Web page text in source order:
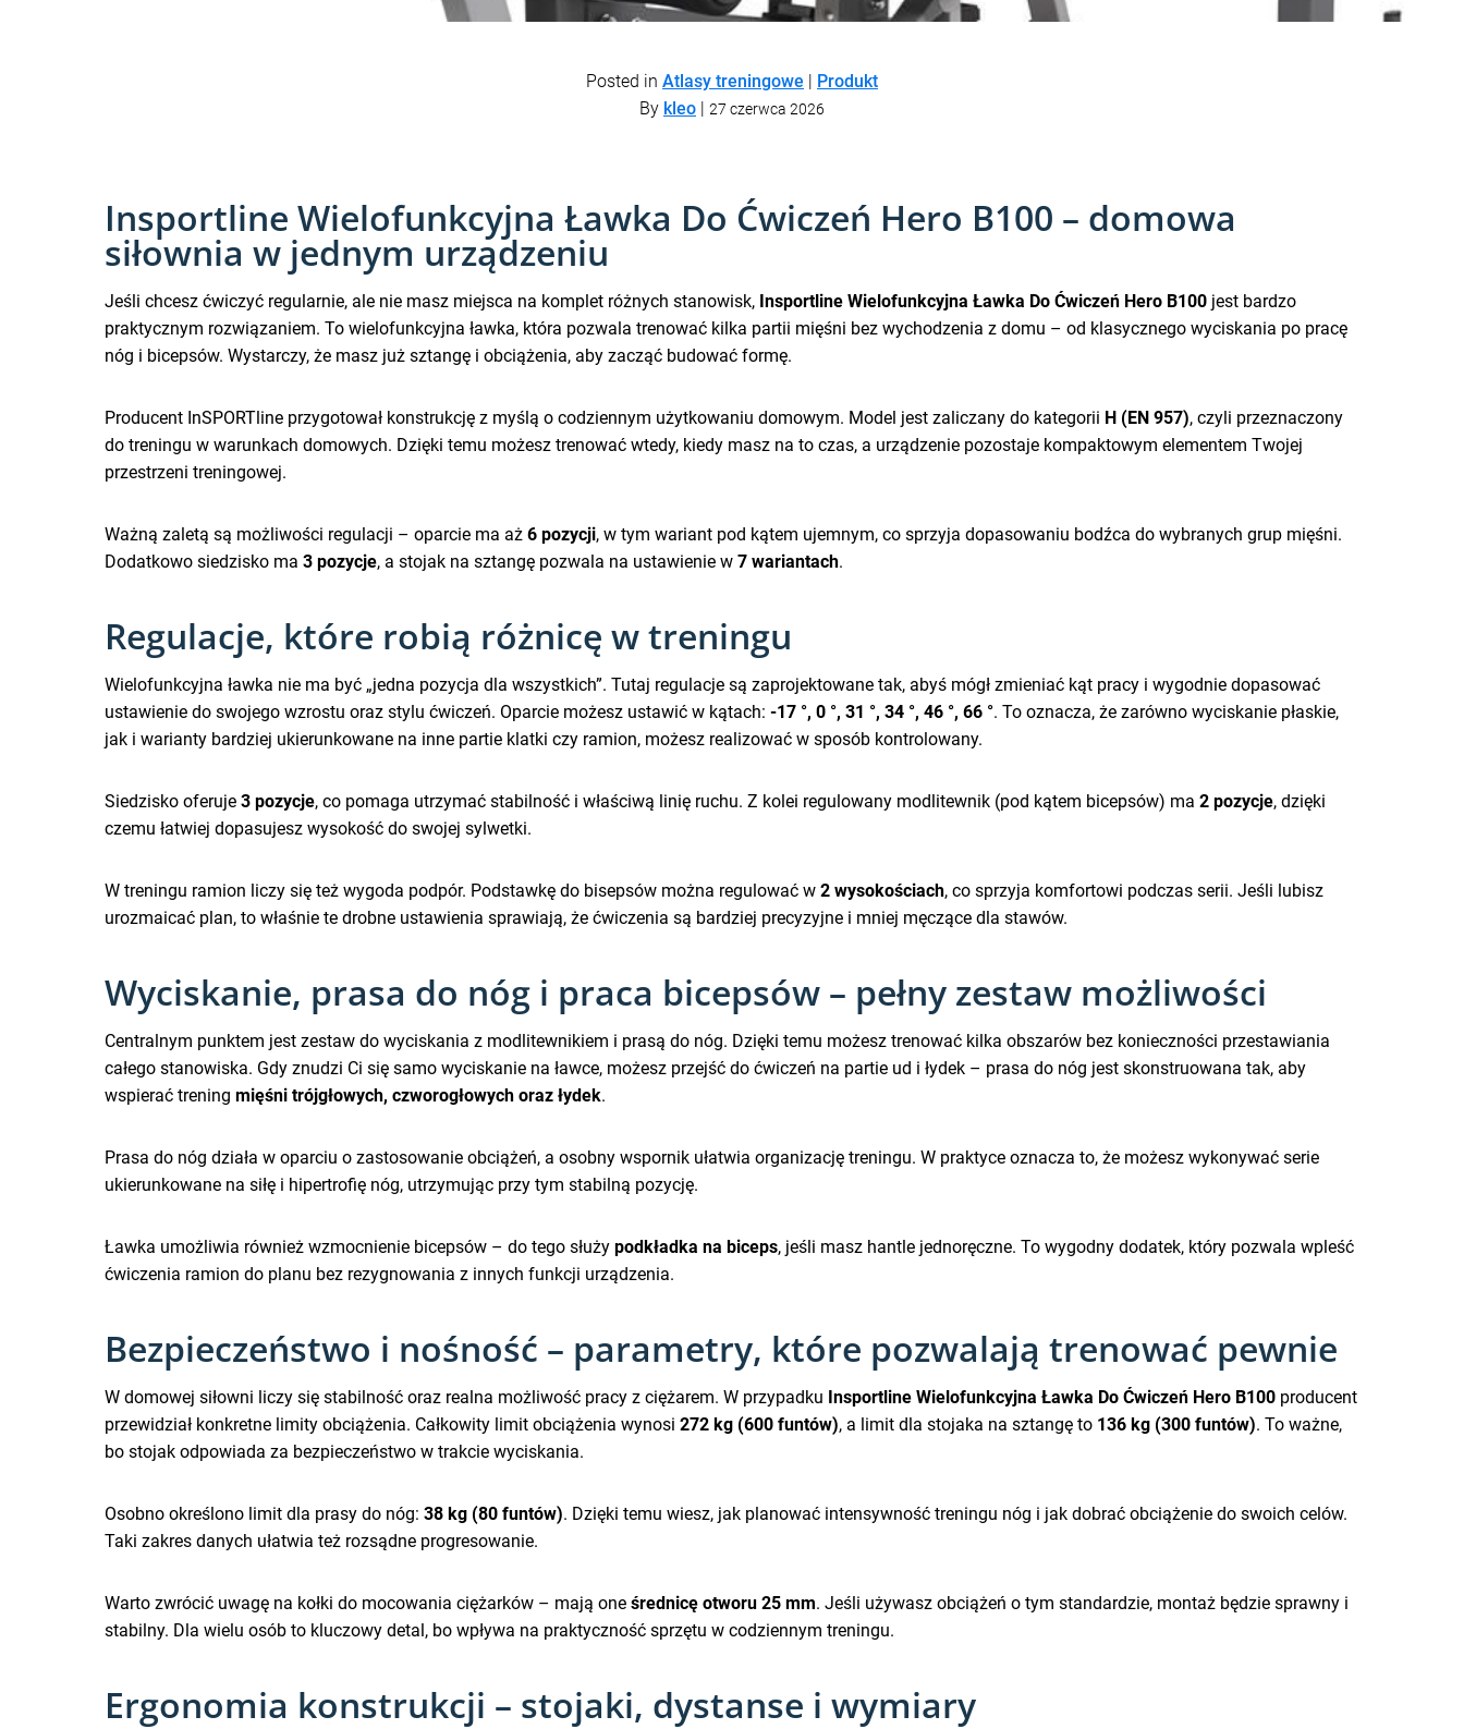
Posted in Atlasy treningowe | Produkt
By kleo | 27 czerwca 2026
Insportline Wielofunkcyjna Ławka Do Ćwiczeń Hero B100 – domowa
siłownia w jednym urządzeniu
Jeśli chcesz ćwiczyć regularnie, ale nie masz miejsca na komplet różnych stanowisk, Insportline Wielofunkcyjna Ławka Do Ćwiczeń Hero B100 jest bardzo
praktycznym rozwiązaniem. To wielofunkcyjna ławka, która pozwala trenować kilka partii mięśni bez wychodzenia z domu – od klasycznego wyciskania po pracę
nóg i bicepsów. Wystarczy, że masz już sztangę i obciążenia, aby zacząć budować formę.
Producent InSPORTline przygotował konstrukcję z myślą o codziennym użytkowaniu domowym. Model jest zaliczany do kategorii H (EN 957), czyli przeznaczony
do treningu w warunkach domowych. Dzięki temu możesz trenować wtedy, kiedy masz na to czas, a urządzenie pozostaje kompaktowym elementem Twojej
przestrzeni treningowej.
Ważną zaletą są możliwości regulacji – oparcie ma aż 6 pozycji, w tym wariant pod kątem ujemnym, co sprzyja dopasowaniu bodźca do wybranych grup mięśni.
Dodatkowo siedzisko ma 3 pozycje, a stojak na sztangę pozwala na ustawienie w 7 wariantach.
Regulacje, które robią różnicę w treningu
Wielofunkcyjna ławka nie ma być „jedna pozycja dla wszystkich”. Tutaj regulacje są zaprojektowane tak, abyś mógł zmieniać kąt pracy i wygodnie dopasować
ustawienie do swojego wzrostu oraz stylu ćwiczeń. Oparcie możesz ustawić w kątach: -17 °, 0 °, 31 °, 34 °, 46 °, 66 °. To oznacza, że zarówno wyciskanie płaskie,
jak i warianty bardziej ukierunkowane na inne partie klatki czy ramion, możesz realizować w sposób kontrolowany.
Siedzisko oferuje 3 pozycje, co pomaga utrzymać stabilność i właściwą linię ruchu. Z kolei regulowany modlitewnik (pod kątem bicepsów) ma 2 pozycje, dzięki
czemu łatwiej dopasujesz wysokość do swojej sylwetki.
W treningu ramion liczy się też wygoda podpór. Podstawkę do bisepsów można regulować w 2 wysokościach, co sprzyja komfortowi podczas serii. Jeśli lubisz
urozmaicać plan, to właśnie te drobne ustawienia sprawiają, że ćwiczenia są bardziej precyzyjne i mniej męczące dla stawów.
Wyciskanie, prasa do nóg i praca bicepsów – pełny zestaw możliwości
Centralnym punktem jest zestaw do wyciskania z modlitewnikiem i prasą do nóg. Dzięki temu możesz trenować kilka obszarów bez konieczności przestawiania
całego stanowiska. Gdy znudzi Ci się samo wyciskanie na ławce, możesz przejść do ćwiczeń na partie ud i łydek – prasa do nóg jest skonstruowana tak, aby
wspierać trening mięśni trójgłowych, czworogłowych oraz łydek.
Prasa do nóg działa w oparciu o zastosowanie obciążeń, a osobny wspornik ułatwia organizację treningu. W praktyce oznacza to, że możesz wykonywać serie
ukierunkowane na siłę i hipertrofię nóg, utrzymując przy tym stabilną pozycję.
Ławka umożliwia również wzmocnienie bicepsów – do tego służy podkładka na biceps, jeśli masz hantle jednoręczne. To wygodny dodatek, który pozwala wpleść
ćwiczenia ramion do planu bez rezygnowania z innych funkcji urządzenia.
Bezpieczeństwo i nośność – parametry, które pozwalają trenować pewnie
W domowej siłowni liczy się stabilność oraz realna możliwość pracy z ciężarem. W przypadku Insportline Wielofunkcyjna Ławka Do Ćwiczeń Hero B100 producent
przewidział konkretne limity obciążenia. Całkowity limit obciążenia wynosi 272 kg (600 funtów), a limit dla stojaka na sztangę to 136 kg (300 funtów). To ważne,
bo stojak odpowiada za bezpieczeństwo w trakcie wyciskania.
Osobno określono limit dla prasy do nóg: 38 kg (80 funtów). Dzięki temu wiesz, jak planować intensywność treningu nóg i jak dobrać obciążenie do swoich celów.
Taki zakres danych ułatwia też rozsądne progresowanie.
Warto zwrócić uwagę na kołki do mocowania ciężarków – mają one średnicę otworu 25 mm. Jeśli używasz obciążeń o tym standardzie, montaż będzie sprawny i
stabilny. Dla wielu osób to kluczowy detal, bo wpływa na praktyczność sprzętu w codziennym treningu.
Ergonomia konstrukcji – stojaki, dystanse i wymiary